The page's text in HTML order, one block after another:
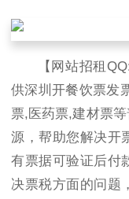
【网站招租
供深圳开餐饮票发
票,医药票,建材票
源，帮助您解决开
有票据可验证后付
决票税方面的问题